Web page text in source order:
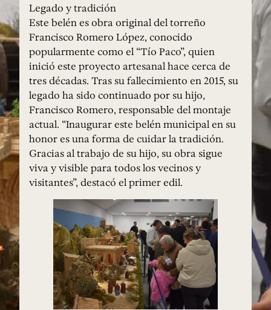
Legado y tradición
Este belén es obra original del torreño
Francisco Romero López, conocido
popularmente como el “Tío Paco”, quien
inició este proyecto artesanal hace cerca de
tres décadas. Tras su fallecimiento en 2015, su
legado ha sido continuado por su hijo,
Francisco Romero, responsable del montaje
actual. “Inaugurar este belén municipal en su
honor es una forma de cuidar la tradición.
Gracias al trabajo de su hijo, su obra sigue
viva y visible para todos los vecinos y
visitantes”, destacó el primer edil.